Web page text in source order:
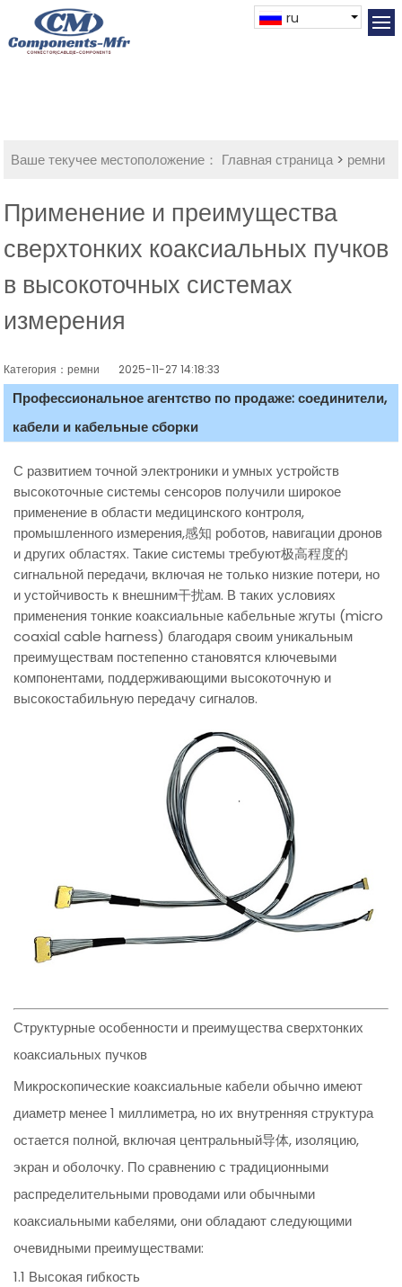
ru
Ваше текучее местоположение： Главная страница> ремни
Применение и преимущества
сверхтонких коаксиальных пучков
в высокоточных системах
измерения
Категория：ремни 2025-11-27 14:18:33
Профессиональное агентство по продаже: соединители,
кабели и кабельные сборки
С развитием точной электроники и умных устройств
высокоточные системы сенсоров получили широкое
применение в области медицинского контроля,
промышленного измерения,感知 роботов, навигации дронов
и других областях. Такие системы требуют极高程度的
сигнальной передачи, включая не только низкие потери, но
и устойчивость к внешним干扰ам. В таких условиях
применения тонкие коаксиальные кабельные жгуты (micro
coaxial cable harness) благодаря своим уникальным
преимуществам постепенно становятся ключевыми
компонентами, поддерживающими высокоточную и
высокостабильную передачу сигналов.
Структурные особенности и преимущества сверхтонких
коаксиальных пучков
Микроскопические коаксиальные кабели обычно имеют
диаметр менее 1 миллиметра, но их внутренняя структура
остается полной, включая центральный导体, изоляцию,
экран и оболочку. По сравнению с традиционными
распределительными проводами или обычными
коаксиальными кабелями, они обладают следующими
очевидными преимуществами:
1.1 Высокая гибкость